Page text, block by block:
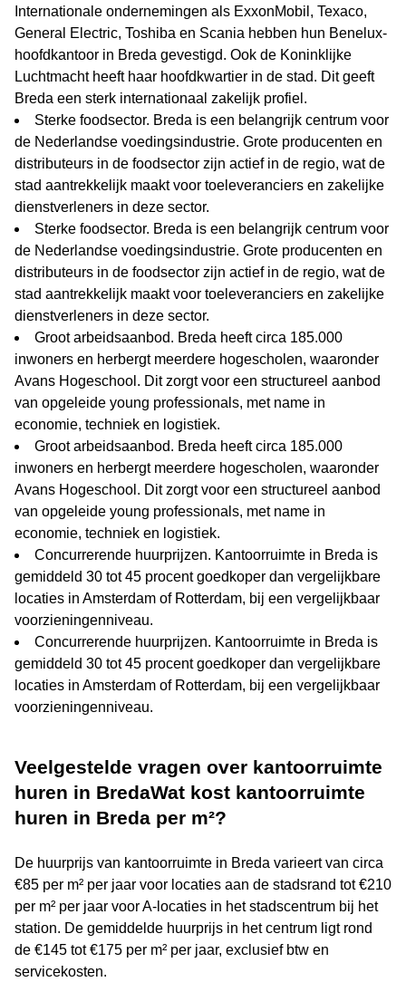
Internationale ondernemingen als ExxonMobil, Texaco,
General Electric, Toshiba en Scania hebben hun Benelux-
hoofdkantoor in Breda gevestigd. Ook de Koninklijke
Luchtmacht heeft haar hoofdkwartier in de stad. Dit geeft
Breda een sterk internationaal zakelijk profiel.
Sterke foodsector. Breda is een belangrijk centrum voor
de Nederlandse voedingsindustrie. Grote producenten en
distributeurs in de foodsector zijn actief in de regio, wat de
stad aantrekkelijk maakt voor toeleveranciers en zakelijke
dienstverleners in deze sector.
Sterke foodsector. Breda is een belangrijk centrum voor
de Nederlandse voedingsindustrie. Grote producenten en
distributeurs in de foodsector zijn actief in de regio, wat de
stad aantrekkelijk maakt voor toeleveranciers en zakelijke
dienstverleners in deze sector.
Groot arbeidsaanbod. Breda heeft circa 185.000
inwoners en herbergt meerdere hogescholen, waaronder
Avans Hogeschool. Dit zorgt voor een structureel aanbod
van opgeleide young professionals, met name in
economie, techniek en logistiek.
Groot arbeidsaanbod. Breda heeft circa 185.000
inwoners en herbergt meerdere hogescholen, waaronder
Avans Hogeschool. Dit zorgt voor een structureel aanbod
van opgeleide young professionals, met name in
economie, techniek en logistiek.
Concurrerende huurprijzen. Kantoorruimte in Breda is
gemiddeld 30 tot 45 procent goedkoper dan vergelijkbare
locaties in Amsterdam of Rotterdam, bij een vergelijkbaar
voorzieningenniveau.
Concurrerende huurprijzen. Kantoorruimte in Breda is
gemiddeld 30 tot 45 procent goedkoper dan vergelijkbare
locaties in Amsterdam of Rotterdam, bij een vergelijkbaar
voorzieningenniveau.
Veelgestelde vragen over kantoorruimte
huren in BredaWat kost kantoorruimte
huren in Breda per m²?
De huurprijs van kantoorruimte in Breda varieert van circa
€85 per m² per jaar voor locaties aan de stadsrand tot €210
per m² per jaar voor A-locaties in het stadscentrum bij het
station. De gemiddelde huurprijs in het centrum ligt rond
de €145 tot €175 per m² per jaar, exclusief btw en
servicekosten.